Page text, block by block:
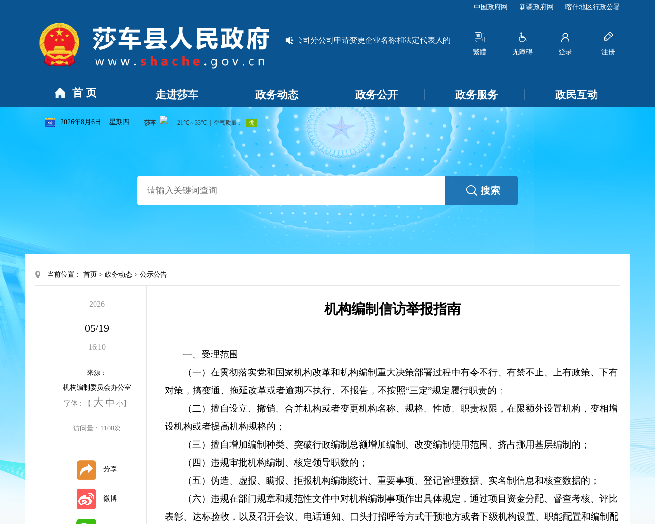
中国政府网 新疆政府网 喀什地区行政公署
莎车县2026年幼儿园学区划分方案 [2026-07-16] 关于莎车鸿达农业有限责任公司分公司申请变更企业名称和法定代表人的公示 [2026-07-22] 关于莎车县2026-2030年国有农用地发包
繁體 无障碍 登录 注册
首 页 走进莎车 政务动态 政务公开 政务服务 政民互动
2026年8月6日 星期四
搜索
当前位置： 首页 > 政务动态 > 公示公告
2026
05/19
16:10
来源：
机构编制委员会办公室
字体：【 大 中 小】
访问量： 1108次
分享
微博
机构编制信访举报指南
一、受理范围
（一）在贯彻落实党和国家机构改革和机构编制重大决策部署过程中有令不行、有禁不止、上有政策、下有
对策，搞变通、拖延改革或者逾期不执行、不报告，不按照“三定”规定履行职责的；
（二）擅自设立、撤销、合并机构或者变更机构名称、规格、性质、职责权限，在限额外设置机构，变相增
设机构或者提高机构规格的；
（三）擅自增加编制种类、突破行政编制总额增加编制、改变编制使用范围、挤占挪用基层编制的；
（四）违规审批机构编制、核定领导职数的；
（五）伪造、虚报、瞒报、拒报机构编制统计、重要事项、登记管理数据、实名制信息和核查数据的；
（六）违规在部门规章和规范性文件中对机构编制事项作出具体规定，通过项目资金分配、督查考核、评比
表彰、达标验收，以及召开会议、电话通知、口头打招呼等方式干预地方或者下级机构设置、职能配置和编制配